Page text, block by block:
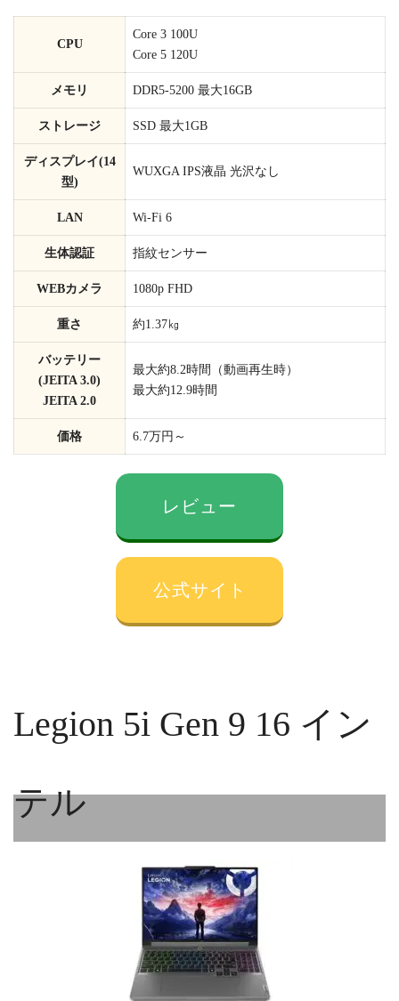
CPU
Core 3 100U
Core 5 120U
メモリ DDR5-5200 最大16GB
ストレージ SSD 最大1GB
ディスプレイ(14
型)
WUXGA IPS液晶 光沢なし
LAN Wi-Fi 6
生体認証 指紋センサー
WEBカメラ 1080p FHD
重さ 約1.37㎏
バッテリー
(JEITA 3.0)
JEITA 2.0
最大約8.2時間（動画再生時）
最大約12.9時間
価格 6.7万円～
レビュー
公式サイト
Legion 5i Gen 9 16 イン
テル